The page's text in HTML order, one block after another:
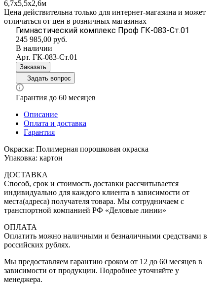
6,7х5,5х2,6м
Цена действительна только для интернет-магазина и может
отличаться от цен в розничных магазинах
Гимнастический комплекс Проф ГК-083-Ст.01
245 985,00 руб.
В наличии
Арт. ГК-083-Ст.01
Заказать
Задать вопрос
Гарантия до 60 месяцев
Описание
Оплата и доставка
Гарантия
Окраска: Полимерная порошковая окраска
Упаковка: картон
ДОСТАВКА
Способ, срок и стоимость доставки рассчитывается
индивидуально для каждого клиента в зависимости от
места(адреса) получателя товара. Мы сотрудничаем с
транспортной компанией РФ «Деловые линии»
ОПЛАТА
Оплатить можно наличными и безналичными средствами в
российских рублях.
Мы предоставляем гарантию сроком от 12 до 60 месяцев в
зависимости от продукции. Подробнее уточняйте у
менеджера.